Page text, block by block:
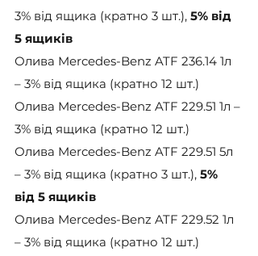
3% від ящика (кратно 3 шт.), 5% від
5 ящиків
Олива Mercedes-Benz ATF 236.14 1л
– 3% від ящика (кратно 12 шт.)
Олива Mercedes-Benz ATF 229.51 1л –
3% від ящика (кратно 12 шт.)
Олива Mercedes-Benz ATF 229.51 5л
– 3% від ящика (кратно 3 шт.), 5%
від 5 ящиків
Олива Mercedes-Benz ATF 229.52 1л
– 3% від ящика (кратно 12 шт.)